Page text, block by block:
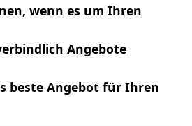
wenn es um Ihren
Angebote
beste Angebot für Ihren